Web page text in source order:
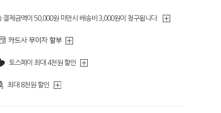
결제금액이 50,000원 미만시 배송비 3,000원이 청구됩니다.
토스페이 최대 4천원 할인
최대 8천원 할인